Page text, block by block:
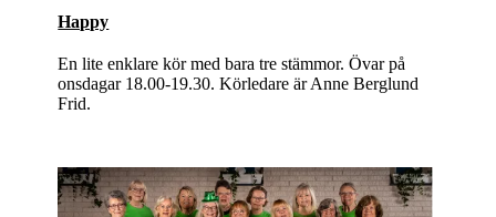
Happy
En lite enklare kör med bara tre stämmor. Övar på
onsdagar 18.00-19.30. Körledare är Anne Berglund
Frid.